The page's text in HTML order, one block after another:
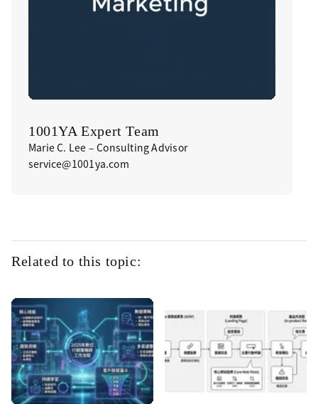
1001YA Expert Team
Marie C. Lee – Consulting Advisor
service@1001ya.com
Related to this topic: